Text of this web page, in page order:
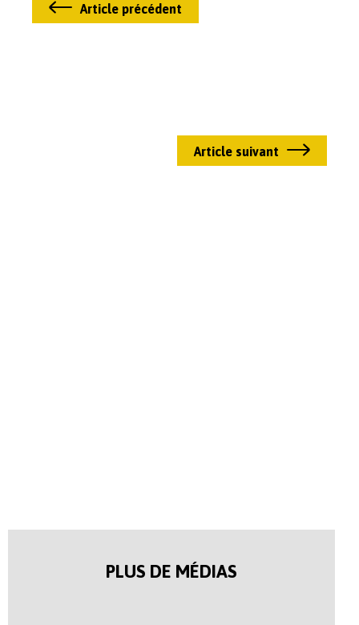
Article précédent
Article suivant
PLUS DE MÉDIAS